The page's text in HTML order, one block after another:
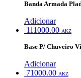
Banda Armada
Adicionar
111000.00 AKZ
Base P/ Chuveiro
Adicionar
71000.00 AKZ